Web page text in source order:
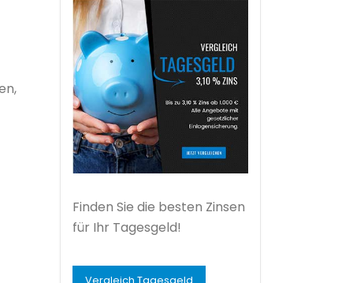
Finden Sie die besten Zinsen
für Ihr Tagesgeld!
Vergleich Tagesgeld